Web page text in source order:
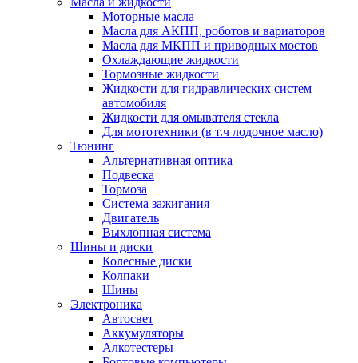
Моторные масла
Масла для АКПП, роботов и вариаторов
Масла для МКПП и приводных мостов
Охлаждающие жидкости
Тормозные жидкости
Жидкости для гидравлических систем
автомобиля
Жидкости для омывателя стекла
Для мототехники (в т.ч лодочное масло)
Тюнинг
Альтернативная оптика
Подвеска
Тормоза
Система зажигания
Двигатель
Выхлопная система
Шины и диски
Колесные диски
Колпаки
Шины
Электроника
Автосвет
Аккумуляторы
Алкотестеры